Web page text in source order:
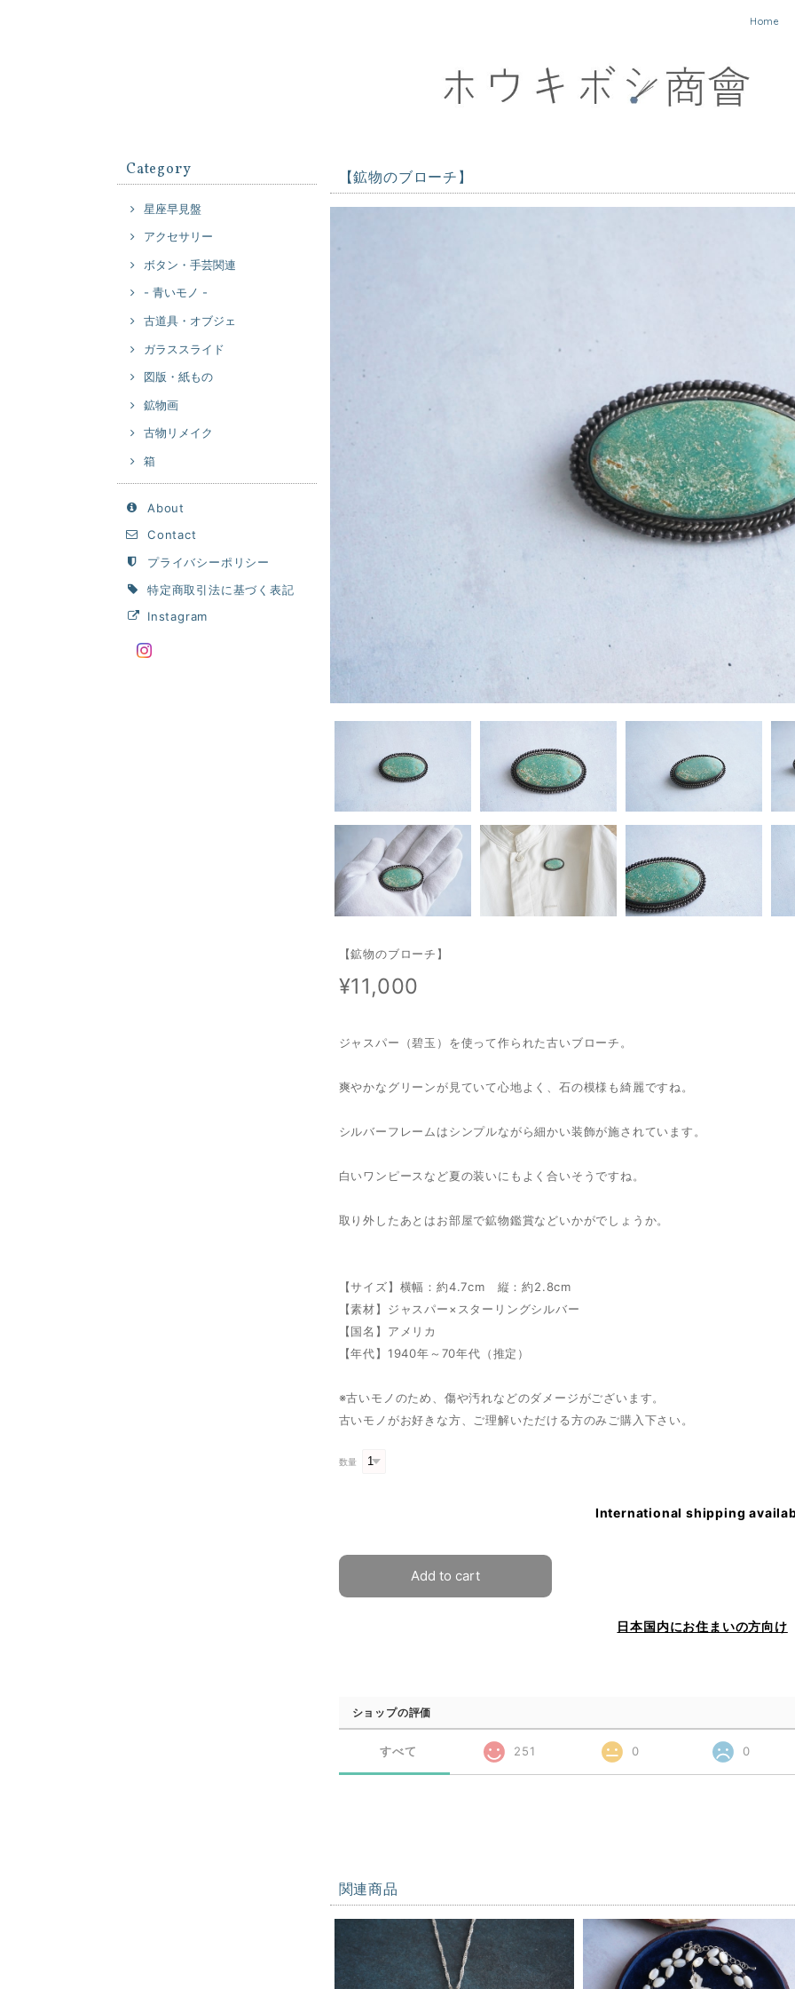
Home
Category
星座早見盤
アクセサリー
ボタン・手芸関連
- 青いモノ -
古道具・オブジェ
ガラススライド
図版・紙もの
鉱物画
古物リメイク
箱
About
Contact
プライバシーポリシー
特定商取引法に基づく表記
Instagram
【鉱物のブローチ】
【鉱物のブローチ】
¥11,000
ジャスパー（碧玉）を使って作られた古いブローチ。
爽やかなグリーンが見ていて心地よく、石の模様も綺麗ですね。
シルバーフレームはシンプルながら細かい装飾が施されています。
白いワンピースなど夏の装いにもよく合いそうですね。
取り外したあとはお部屋で鉱物鑑賞などいかがでしょうか。
【サイズ】横幅：約4.7cm 縦：約2.8cm
【素材】ジャスパー×スターリングシルバー
【国名】アメリカ
【年代】1940年～70年代（推定）
※古いモノのため、傷や汚れなどのダメージがございます。
古いモノがお好きな方、ご理解いただける方のみご購入下さい。
数量
International shipping
Add to cart
日本国内にお住まいの方向け
ショップの評価
すべて 251 0 0
関連商品